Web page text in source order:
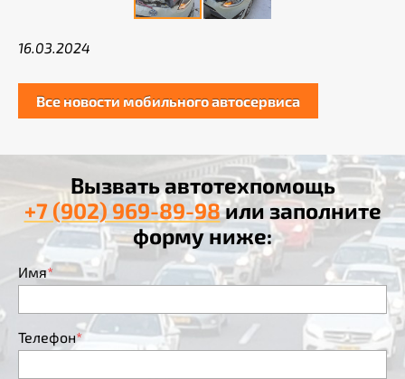
16.03.2024
Все новости мобильного автосервиса
Вызвать автотехпомощь
+7 (902) 969-89-98или заполните
форму ниже:
Имя*
Телефон*